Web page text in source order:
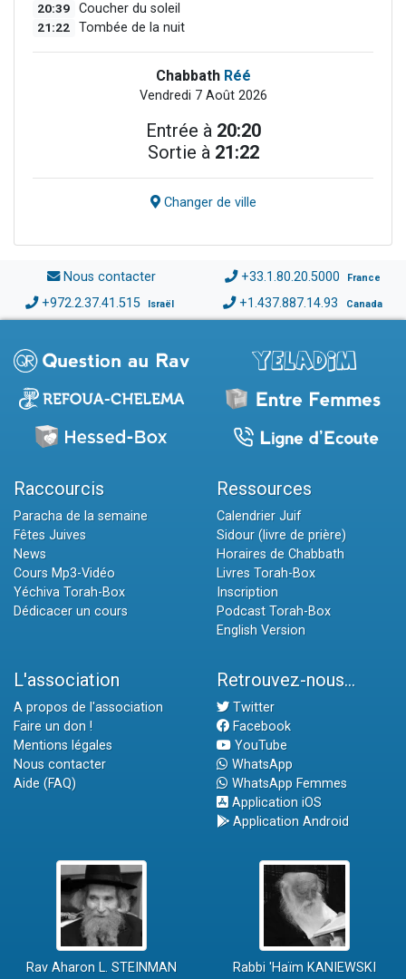
20:39 Coucher du soleil
21:22 Tombée de la nuit
Chabbath Réé
Vendredi 7 Août 2026
Entrée à 20:20
Sortie à 21:22
Changer de ville
Nous contacter +33.1.80.20.5000 France
+972.2.37.41.515 Israël +1.437.887.14.93 Canada
Raccourcis
Paracha de la semaine
Fêtes Juives
News
Cours Mp3-Vidéo
Yéchiva Torah-Box
Dédicacer un cours
Ressources
Calendrier Juif
Sidour (livre de prière)
Horaires de Chabbath
Livres Torah-Box
Inscription
Podcast Torah-Box
English Version
L'association
A propos de l'association
Faire un don !
Mentions légales
Nous contacter
Aide (FAQ)
Retrouvez-nous...
Twitter
Facebook
YouTube
WhatsApp
WhatsApp Femmes
Application iOS
Application Android
Rav Aharon L. STEINMAN Rabbi 'Haïm KANIEWSKI